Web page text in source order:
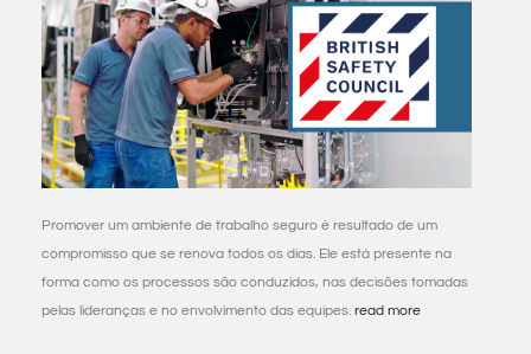
Promover um ambiente de trabalho seguro é resultado de um
compromisso que se renova todos os dias. Ele está presente na
forma como os processos são conduzidos, nas decisões tomadas
pelas lideranças e no envolvimento das equipes. read more